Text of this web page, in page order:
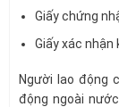
Giấy chứng
Giấy xác nhận
Người lao động
động ngoài